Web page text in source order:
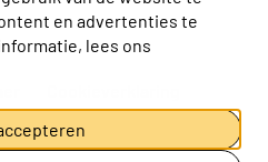
en advertenties te
lees ons